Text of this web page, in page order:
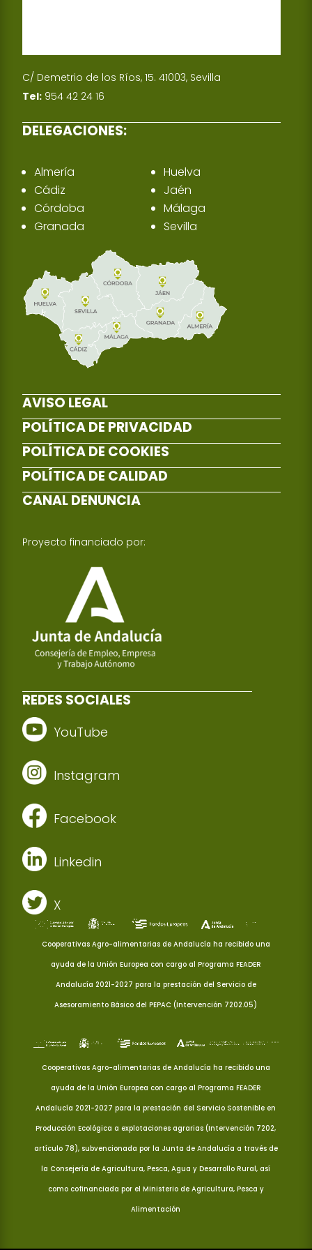
C/ Demetrio de los Ríos, 15. 41003, Sevilla
Tel: 954 42 24 16
DELEGACIONES:
Almería
Cádiz
Córdoba
Granada
Huelva
Jaén
Málaga
Sevilla
AVISO LEGAL
POLÍTICA DE PRIVACIDAD
POLÍTICA DE COOKIES
POLÍTICA DE CALIDAD
CANAL DENUNCIA
Proyecto financiado por:
REDES SOCIALES
YouTube
Instagram
Facebook
Linkedin
X
Cooperativas Agro-alimentarias de Andalucía ha recibido una
ayuda de la Unión Europea con cargo al Programa FEADER
Andalucía 2021-2027 para la prestación del Servicio de
Asesoramiento Básico del PEPAC (Intervención 7202.05)
Cooperativas Agro-alimentarias de Andalucía ha recibido una
ayuda de la Unión Europea con cargo al Programa FEADER
Andalucía 2021-2027 para la prestación del Servicio Sostenible en
Producción Ecológica a explotaciones agrarias (Intervención 7202,
artículo 78), subvencionada por la Junta de Andalucía a través de
la Consejería de Agricultura, Pesca, Agua y Desarrollo Rural, así
como cofinanciada por el Ministerio de Agricultura, Pesca y
Alimentación